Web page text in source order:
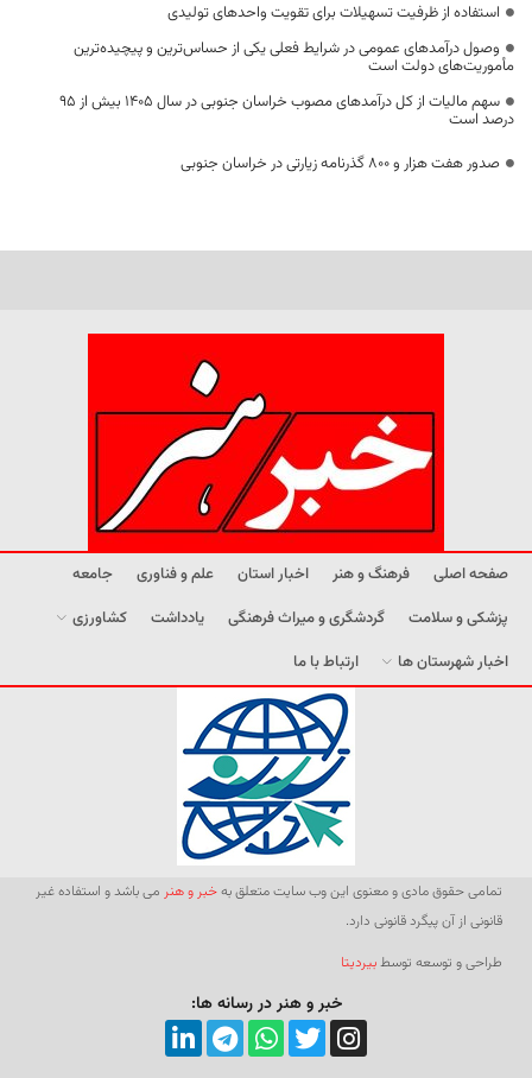
استفاده از ظرفیت تسهیلات برای تقویت واحدهای تولیدی
وصول درآمدهای عمومی در شرایط فعلی یکی از حساس‌ترین و پیچیده‌ترین
مأموریت‌های دولت است
سهم مالیات از کل درآمدهای مصوب خراسان جنوبی در سال ۱۴۰۵ بیش از ۹۵
درصد است
صدور هفت هزار و ۸۰۰ گذرنامه زیارتی در خراسان جنوبی
صفحه اصلی فرهنگ و هنر اخبار استان علم و فناوری
جامعه
پزشکی و سلامت
گردشگری و میراث فرهنگی یادداشت
کشاورزی
اخبار شهرستان ها
ارتباط با ما
تمامی حقوق مادی و معنوی این وب سایت متعلق بهخبر و هنر می باشد و استفاده غیر
قانونی از آن پیگرد قانونی دارد.
طراحی و توسعه توسطبیردیتا
خبر و هنر در رسانه ها: